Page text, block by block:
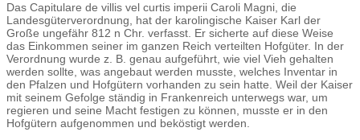
Das Capitulare de villis vel curtis imperii Caroli Magni, die
Landesgüterverordnung, hat der karolingische Kaiser Karl der
Große ungefähr 812 n Chr. verfasst. Er sicherte auf diese Weise
das Einkommen seiner im ganzen Reich verteilten Hofgüter. In der
Verordnung wurde z. B. genau aufgeführt, wie viel Vieh gehalten
werden sollte, was angebaut werden musste, welches Inventar in
den Pfalzen und Hofgütern vorhanden zu sein hatte. Weil der Kaiser
mit seinem Gefolge ständig in Frankenreich unterwegs war, um
regieren und seine Macht festigen zu können, musste er in den
Hofgütern aufgenommen und beköstigt werden.